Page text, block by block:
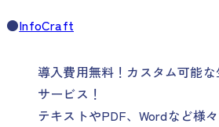
●InfoCraft
導入費用無料！カスタム可能
サービス！
テキストやPDF、Wordなど様